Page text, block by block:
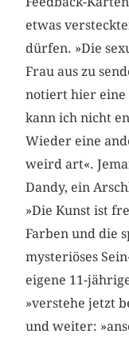
etwas
dürfen. »Die
Frau aus zu
notiert hier eine
kann ich nicht
Wieder eine
weird art«.
Dandy, ein
»Die Kunst ist
Farben und die
mysteriöses
eigene 11-
»verstehe jetzt
und weiter: